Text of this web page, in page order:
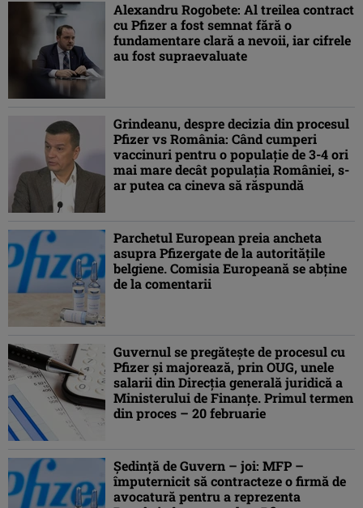
Alexandru Rogobete: Al treilea contract
cu Pfizer a fost semnat fără o
fundamentare clară a nevoii, iar cifrele
au fost supraevaluate
Grindeanu, despre decizia din procesul
Pfizer vs România: Când cumperi
vaccinuri pentru o populaţie de 3-4 ori
mai mare decât populaţia României, s-
ar putea ca cineva să răspundă
Parchetul European preia ancheta
asupra Pfizergate de la autorităţile
belgiene. Comisia Europeană se abţine
de la comentarii
Guvernul se pregăteşte de procesul cu
Pfizer şi majorează, prin OUG, unele
salarii din Direcţia generală juridică a
Ministerului de Finanţe. Primul termen
din proces – 20 februarie
Şedinţă de Guvern – joi: MFP –
împuternicit să contracteze o firmă de
avocatură pentru a reprezenta